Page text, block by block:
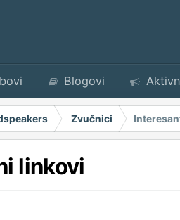
Blogovi
Zvučnici
linkovi